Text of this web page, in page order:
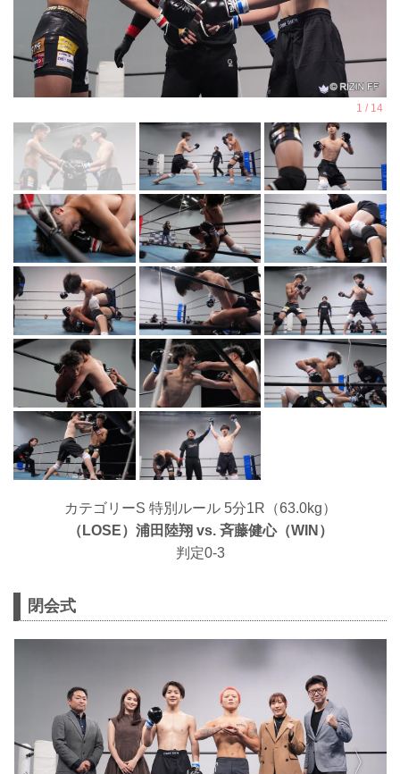
カテゴリーS 特別ルール 5分1R（63.0kg）
（LOSE）浦田陸翔 vs. ⻫藤健心（WIN）
判定0-3
閉会式